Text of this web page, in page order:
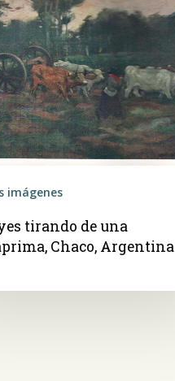
imágenes
tirando de una
Chaco, Argentina